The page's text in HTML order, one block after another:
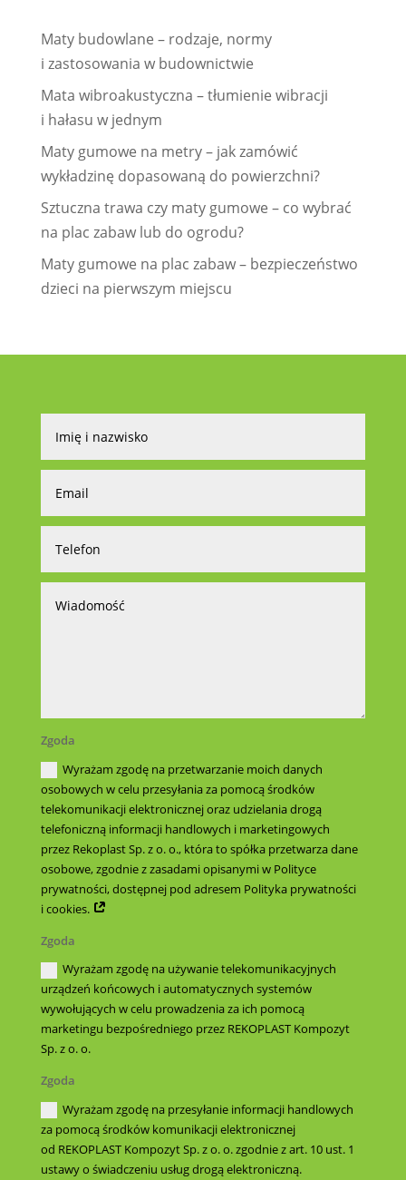
Maty budowlane – rodzaje, normy
i zastosowania w budownictwie
Mata wibroakustyczna – tłumienie wibracji
i hałasu w jednym
Maty gumowe na metry – jak zamówić
wykładzinę dopasowaną do powierzchni?
Sztuczna trawa czy maty gumowe – co wybrać
na plac zabaw lub do ogrodu?
Maty gumowe na plac zabaw – bezpieczeństwo
dzieci na pierwszym miejscu
Zgoda
Wyrażam zgodę na przetwarzanie moich danych
osobowych w celu przesyłania za pomocą środków
telekomunikacji elektronicznej oraz udzielania drogą
telefoniczną informacji handlowych i marketingowych
przez Rekoplast Sp. z o. o., która to spółka przetwarza dane
osobowe, zgodnie z zasadami opisanymi w Polityce
prywatności, dostępnej pod adresem Polityka prywatności
i cookies.
Zgoda
Wyrażam zgodę na używanie telekomunikacyjnych
urządzeń końcowych i automatycznych systemów
wywołujących w celu prowadzenia za ich pomocą
marketingu bezpośredniego przez REKOPLAST Kompozyt
Sp. z o. o.
Zgoda
Wyrażam zgodę na przesyłanie informacji handlowych
za pomocą środków komunikacji elektronicznej
od REKOPLAST Kompozyt Sp. z o. o. zgodnie z art. 10 ust. 1
ustawy o świadczeniu usług drogą elektroniczną.